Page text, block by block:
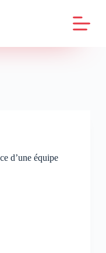
d’une équipe